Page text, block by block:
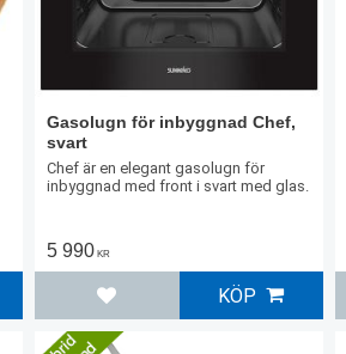
Gasolugn för inbyggnad Chef,
svart
Chef är en elegant gasolugn för
inbyggnad med front i svart med glas.
5 990 KR
Lägg till i favoriter
KÖP